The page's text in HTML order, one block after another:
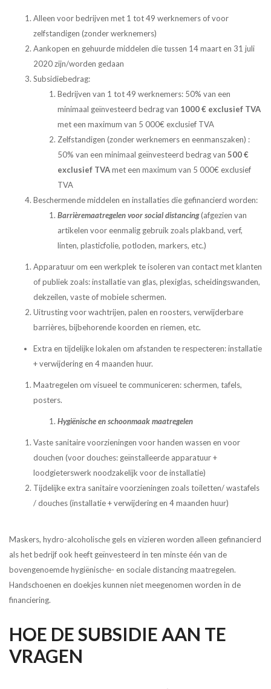
Alleen voor bedrijven met 1 tot 49 werknemers of voor
zelfstandigen (zonder werknemers)
Aankopen en gehuurde middelen die tussen 14 maart en 31 juli
2020 zijn/worden gedaan
Subsidiebedrag:
Bedrijven van 1 tot 49 werknemers: 50% van een
minimaal geïnvesteerd bedrag van 1000 € exclusief TVA
met een maximum van 5 000€ exclusief TVA
Zelfstandigen (zonder werknemers en eenmanszaken) :
50% van een minimaal geïnvesteerd bedrag van 500 €
exclusief TVAmet een maximum van 5 000€ exclusief
TVA
Beschermende middelen en installaties die gefinancierd worden:
Barrièremaatregelen voor social distancing(afgezien van
artikelen voor eenmalig gebruik zoals plakband, verf,
linten, plasticfolie, potloden, markers, etc.)
Apparatuur om een werkplek te isoleren van contact met klanten
of publiek zoals: installatie van glas, plexiglas, scheidingswanden,
dekzeilen, vaste of mobiele schermen.
Uitrusting voor wachtrijen, palen en roosters, verwijderbare
barrières, bijbehorende koorden en riemen, etc.
Extra en tijdelijke lokalen om afstanden te respecteren: installatie
+ verwijdering en 4 maanden huur.
Maatregelen om visueel te communiceren: schermen, tafels,
posters.
Hygiënische en schoonmaak maatregelen
Vaste sanitaire voorzieningen voor handen wassen en voor
douchen (voor douches: geïnstalleerde apparatuur +
loodgieterswerk noodzakelijk voor de installatie)
Tijdelijke extra sanitaire voorzieningen zoals toiletten/ wastafels
/ douches (installatie + verwijdering en 4 maanden huur)
Maskers, hydro-alcoholische gels en vizieren worden alleen gefinancierd
als het bedrijf ook heeft geïnvesteerd in ten minste één van de
bovengenoemde hygiënische- en sociale distancing maatregelen.
Handschoenen en doekjes kunnen niet meegenomen worden in de
financiering.
HOE DE SUBSIDIE AAN TE
VRAGEN